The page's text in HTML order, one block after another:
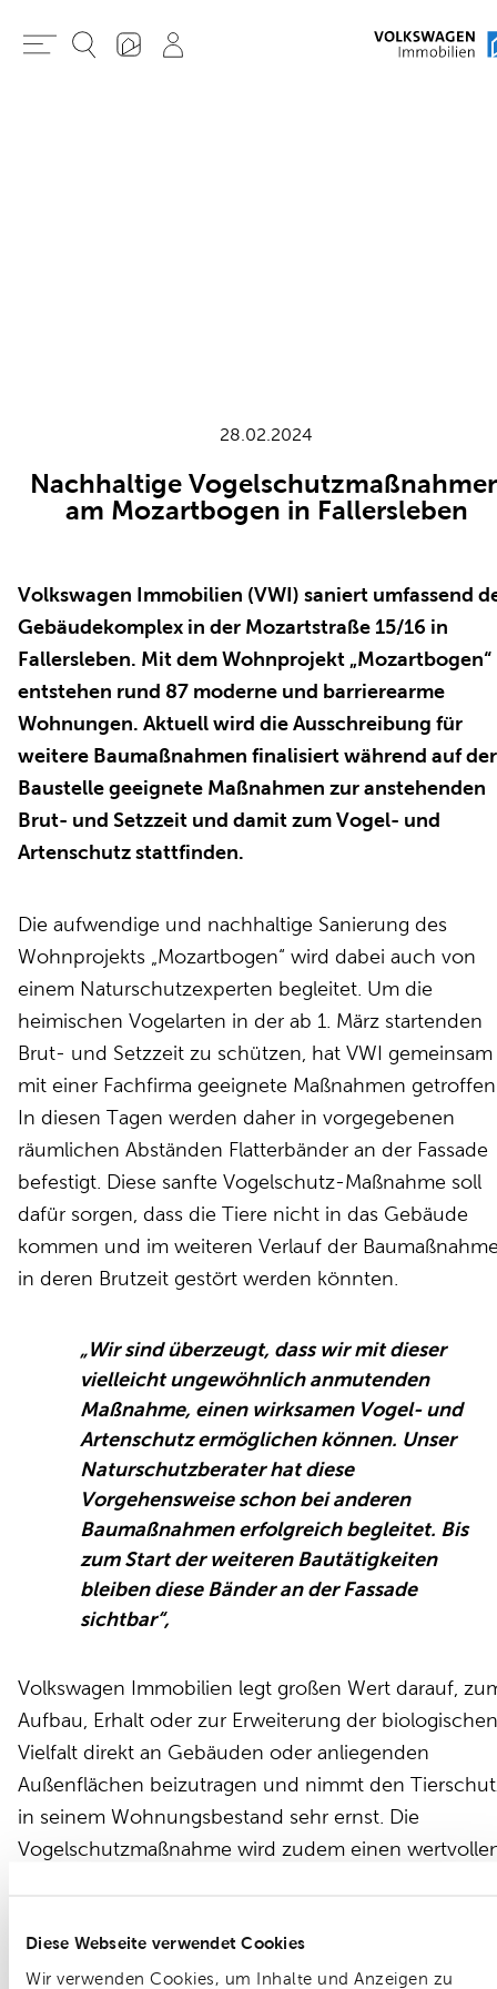
Diese Webseite verwendet Cookies
Wir verwenden Cookies, um Inhalte und Anzeigen zu
28.02.2024
Nachhaltige
am Mozartbogen in Fallersleben
Volkswagen Immobilien (VWI) saniert umfassend
Gebäudekomplex in der Mozartstraße 15/16 in
Fallersleben. Mit dem Wohnprojekt „Mozartbogen“
entstehen rund 87 moderne und barrierearme
Wohnungen. Aktuell wird die Ausschreibung für
weitere Baumaßnahmen finalisiert während auf der
Baustelle geeignete Maßnahmen zur anstehenden
Brut- und Setzzeit und damit zum Vogel- und
Artenschutz stattfinden.
Die aufwendige und nachhaltige Sanierung des
Wohnprojekts „Mozartbogen“ wird dabei auch von
einem Naturschutzexperten begleitet. Um die
heimischen Vogelarten in der ab 1. März startenden
Brut- und Setzzeit zu schützen, hat VWI gemeinsam
mit einer Fachfirma geeignete Maßnahmen
In diesen Tagen werden daher in vorgegebenen
räumlichen Abständen Flatterbänder an der Fassade
befestigt. Diese sanfte Vogelschutz-Maßnahme soll
dafür sorgen, dass die Tiere nicht in das Gebäude
kommen und im weiteren Verlauf der
in deren Brutzeit gestört werden könnten.
„Wir sind überzeugt, dass wir mit dieser
vielleicht ungewöhnlich anmutenden
Maßnahme, einen wirksamen Vogel- und
Artenschutz ermöglichen können. Unser
Naturschutzberater hat diese
Vorgehensweise schon bei anderen
Baumaßnahmen erfolgreich begleitet. Bis
zum Start der weiteren Bautätigkeiten
bleiben diese Bänder an der Fassade
sichtbar“,
Volkswagen Immobilien legt großen Wert darauf,
Aufbau, Erhalt oder zur Erweiterung der biologischen
Vielfalt direkt an Gebäuden oder anliegenden
Außenflächen beizutragen und nimmt den
in seinem Wohnungsbestand sehr ernst. Die
Vogelschutzmaßnahme wird zudem einen